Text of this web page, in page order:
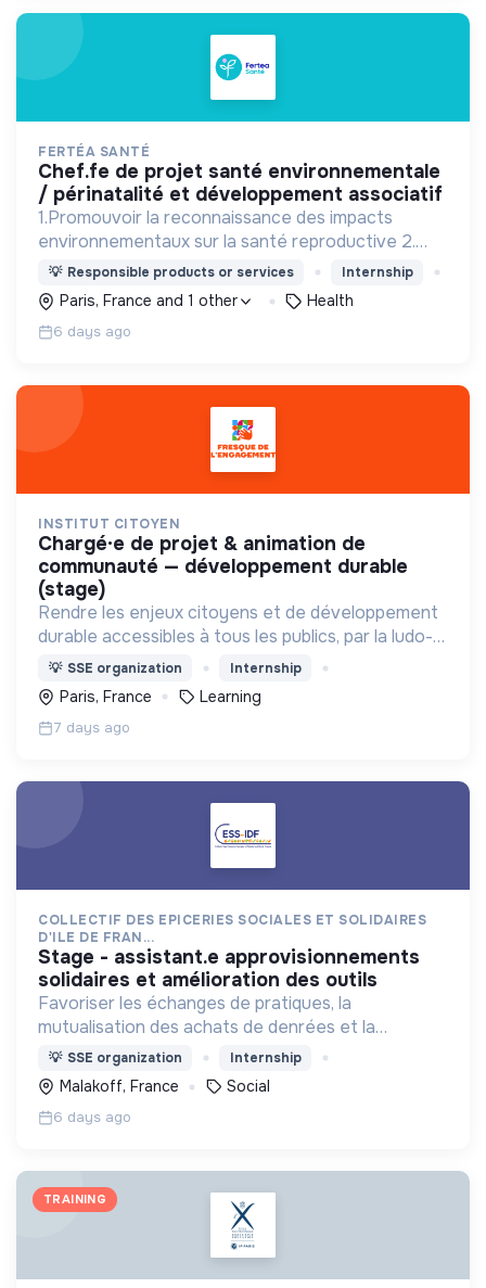
FERTÉA SANTÉ
chef.fe de projet santé environnementale
/ périnatalité et développement associatif
1.Promouvoir la reconnaissance des impacts
environnementaux sur la santé reproductive 2.
Sensibiliser et prévenir. 3.Mobiliser : Agir ensemble
face aux défis sanitaires et écologiques.
💡 Responsible products or services Internship
Paris, France and 1 other Health
6 days ago
INSTITUT CITOYEN
chargé·e de projet & animation de
communauté — développement durable
(stage)
Rendre les enjeux citoyens et de développement
durable accessibles à tous les publics, par la ludo-
pédagogie.
💡 SSE organization Internship
Paris, France Learning
7 days ago
COLLECTIF DES EPICERIES SOCIALES ET SOLIDAIRES
D'ILE DE FRAN...
stage - assistant.e approvisionnements
solidaires et amélioration des outils
Favoriser les échanges de pratiques, la
mutualisation des achats de denrées et la
représentation des épiceries sociales et solidaires
en Ile de France.
💡 SSE organization Internship
Malakoff, France Social
6 days ago
TRAINING